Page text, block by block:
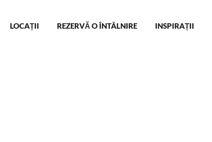
navigation
LOCAȚII REZERVĂ O ÎNTÂLNIRE INSPIRAȚII